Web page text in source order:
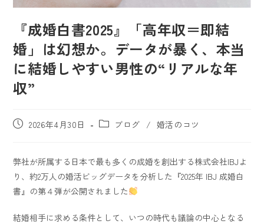
『成婚白書2025』「高年収＝即結
婚」は幻想か。データが暴く、本当
に結婚しやすい男性の“リアルな年
収”
2026年4月30日 ブログ / 婚活のコツ
弊社が所属する日本で最も多くの成婚を創出する株式会社IBJよ
り、約2万人の婚活ビッグデータを分析した『2025年 IBJ 成婚白
書』の第４弾が公開されました
結婚相手に求める条件として、いつの時代も議論の中心となる